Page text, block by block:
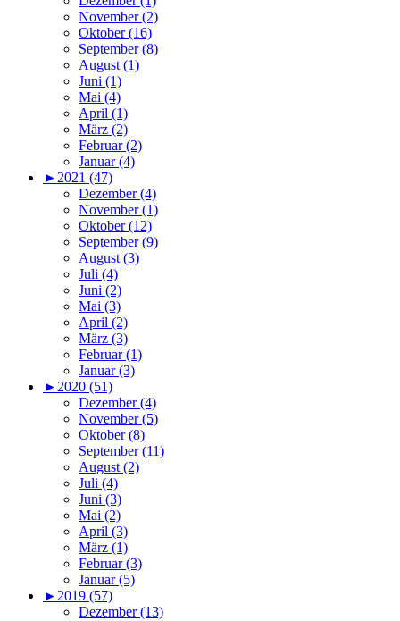
November (2)
Oktober (16)
September (8)
August (1)
Juni (1)
Mai (4)
April (1)
März (2)
Februar (2)
Januar (4)
► 2021 (47)
Dezember (4)
November (1)
Oktober (12)
September (9)
August (3)
Juli (4)
Juni (2)
Mai (3)
April (2)
März (3)
Februar (1)
Januar (3)
► 2020 (51)
Dezember (4)
November (5)
Oktober (8)
September (11)
August (2)
Juli (4)
Juni (3)
Mai (2)
April (3)
März (1)
Februar (3)
Januar (5)
► 2019 (57)
Dezember (13)